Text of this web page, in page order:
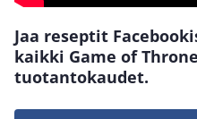
Jaa reseptit
kaikki Game of
tuotantokaudet.